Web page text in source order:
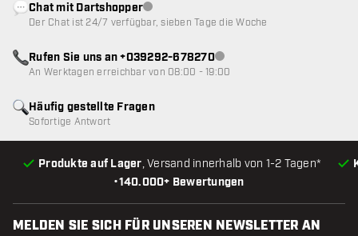
•140.000+ Bewertungen
Produkte auf Lager, Versand innerhalb von 1-2 Tagen*
Häufig gestellte Fragen
Sofortige Antwort
Chat mit DartshopperKundenservice nicht verfügbar
Der Chat ist 24/7 verfügbar, sieben Tage die Woche
Rufen Sie uns an +039292-678270Kundenservice nicht
An Werktagen erreichbar von 08:00 - 19:00
MELDEN SIE SICH FÜR UNSEREN NEWSLETTER AN